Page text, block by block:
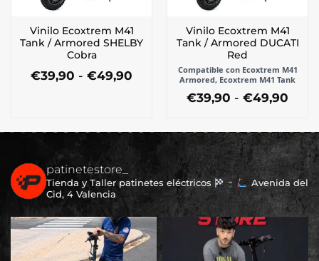
página
de
producto
de
producto
Vinilo Ecoxtrem M41
Tank / Armored SHELBY
Cobra
€39,90 - €49,90
hasta
€49,90
múltiples
Las
opciones
se
pueden
elegir
en
la
Vinilo Ecoxtrem M41
Tank / Armored DUCATI
Red
Compatible con Ecoxtrem M41
Armored, Ecoxtrem M41 Tank
€39,90 - €49,90
tiene
múltiples
variantes.
Las
opciones
se
elegir
patinetestore_
Tienda y Taller patinetes eléctricos
Avenida del
Cid, 4 Valencia